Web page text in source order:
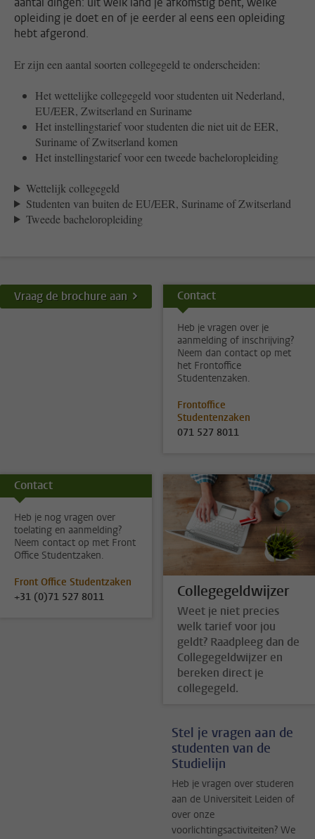
opleiding je doet en of je eerder al eens een opleiding
hebt afgerond.
Er zijn een aantal soorten collegegeld te onderscheiden:
Het wettelijke collegegeld voor studenten uit Nederland,
EU/EER, Zwitserland en Suriname
Het instellingstarief voor studenten die niet uit de EER,
Suriname of Zwitserland komen
Het instellingstarief voor een tweede bacheloropleiding
Wettelijk collegegeld
Studenten van buiten de EU/EER, Suriname of Zwitserland
Tweede bacheloropleiding
Vraag de brochure aan Contact
Heb je vragen over je
aanmelding of inschrijving?
Neem dan contact op met
het Frontoffice
Studentenzaken.
Frontoffice
Studentenzaken
071 527 8011
Contact
Heb je nog vragen over
toelating en aanmelding?
Neem contact op met Front
Office Studentzaken.
Front Office Studentzaken
+31 (0)71 527 8011
Collegegeldwijzer
Weet je niet precies
welk tarief voor jou
geldt? Raadpleeg dan de
Collegegeldwijzer en
bereken direct je
collegegeld.
Stel je vragen aan de
studenten van de
Studielijn
Heb je vragen over studeren
aan de Universiteit Leiden of
over onze
voorlichtingsactiviteiten? We